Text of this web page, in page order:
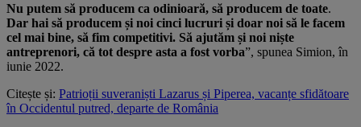
Nu putem să producem ca odinioară, să producem de toate.
Dar hai să producem și noi cinci lucruri și doar noi să le facem
cel mai bine, să fim competitivi. Să ajutăm și noi niște
antreprenori, că tot despre asta a fost vorba”, spunea Simion, în
iunie 2022.
Citește și: Patrioții suveraniști Lazarus și Piperea, vacanțe sfidătoare
în Occidentul putred, departe de România